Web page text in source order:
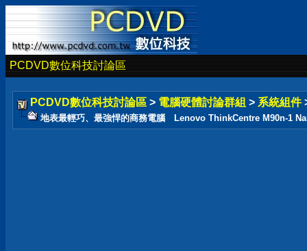
PCDVD數位科技討論區
PCDVD數位科技討論區 > 電腦硬體討論群組 > 系統組件
地表最輕巧、最強悍的商務電腦 Lenovo ThinkCentre M90n-1